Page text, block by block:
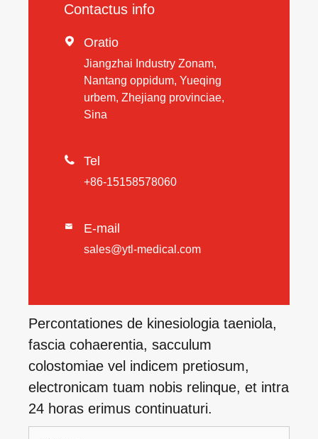
Contactus info
 Oratio
Jiangzhai Industry Zonam,
Nantang oppidum, Yueqing
urbem, Zhejiang provinciae,
Sina
 Tel
+86-15158578060
 E-mail
sales@ytl-medical.com
Percontationes de kinesiologia taeniola,
fascia cohaerentia, sacculum
colostomiae vel indicem pretiosum,
electronicam tuam nobis relinque, et intra
24 horas erimus continuaturi.